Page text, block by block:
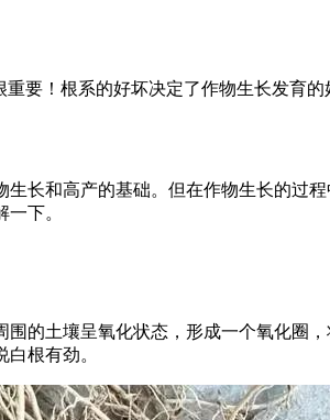
！根系的好坏决定了作物生长发育
和高产的基础。但在作物生长的过
下。
土壤呈氧化状态，形成一个氧化圈
根有劲。